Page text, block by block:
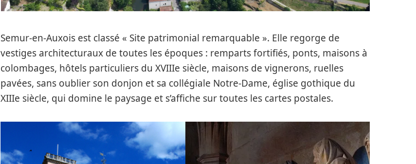
Semur-en-Auxois est classé « Site patrimonial remarquable ». Elle regorge de
vestiges architecturaux de toutes les époques : remparts fortifiés, ponts, maisons à
colombages, hôtels particuliers du XVIIIe siècle, maisons de vignerons, ruelles
pavées, sans oublier son donjon et sa collégiale Notre-Dame, église gothique du
XIIIe siècle, qui domine le paysage et s’affiche sur toutes les cartes postales.